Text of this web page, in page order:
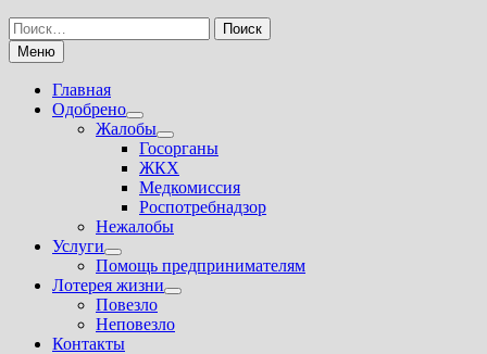
Найти:
Меню
Главная
Одобрено
Показать
подменю
Жалобы
Показать
подменю
Госорганы
ЖКХ
Медкомиссия
Роспотребнадзор
Нежалобы
Услуги
Показать
подменю
Помощь предпринимателям
Лотерея жизни
Показать
Повезло
Неповезло
Контакты